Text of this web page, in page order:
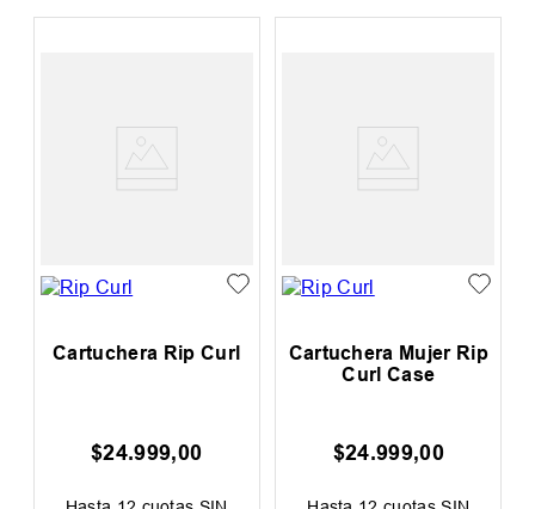
Cartuchera Rip Curl
$24.999,00
Cartuchera Mujer Rip
Curl Case
$24.999,00